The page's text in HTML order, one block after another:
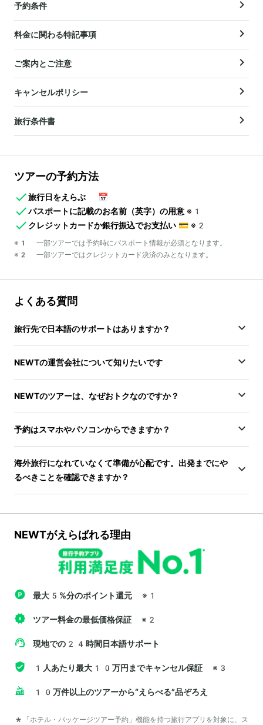
予約条件
料金に関わる特記事項
ご案内とご注意
キャンセルポリシー
旅行条件書
ツアーの予約方法
旅行日をえらぶ
📅
パスポートに記載のお名前（英字）の用意 ※1
クレジットカードか銀行振込でお支払い 💳 ※2
※1 一部ツアーでは予約時にパスポート情報が必須となります。
※2 一部ツアーではクレジットカード決済のみとなります。
よくある質問
旅行先で日本語のサポートはありますか？
NEWTの運営会社について知りたいです
NEWTのツアーは、なぜおトクなのですか？
予約はスマホやパソコンからできますか？
海外旅行になれていなくて準備が心配です。出発までにや
るべきことを確認できますか？
NEWTがえらばれる理由
最大5%分のポイント還元 ※1
ツアー料金の最低価格保証 ※2
現地での24時間日本語サポート
1人あたり最大10万円までキャンセル保証 ※3
10万件以上のツアーから“えらべる”品ぞろえ
*「ホテル・パッケージツアー予約」機能を持つ旅行アプリを対象に、ス